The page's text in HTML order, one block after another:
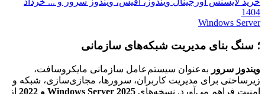
Windows Server
؛ سنگ بنای مدیریت شبکه‌های سازمانی
ویندوز سرور به‌عنوان سیستم‌عامل سازمانی مایکروسافت،
زیرساختی برای مدیریت کاربران، سرورها، مجازی‌سازی، شبکه و
امنیت فراهم می‌آورد. نسخه‌های Windows Server 2025 و 2022
از